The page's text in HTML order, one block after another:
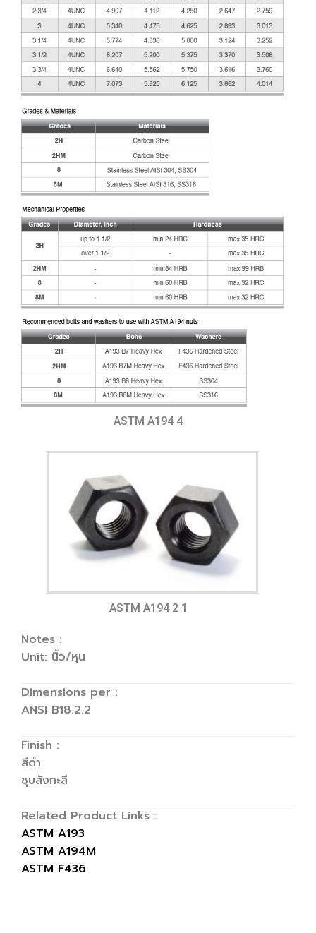
ASTM A194 4
ASTM A194 2 1
Notes :
Unit: นิ้ว/หุน
Dimensions per :
ANSI B18.2.2
Finish :
สีดำ
ชุบสังกะสี
Related Product Links :
ASTM A193
ASTM A194M
ASTM F436